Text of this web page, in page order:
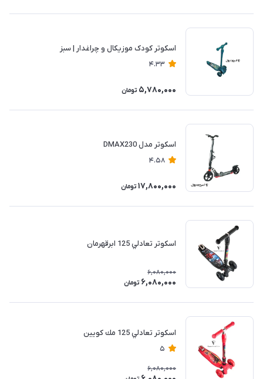
اسكوتر کودک موزیکال و چراغدار | سبز
4.33
5,780,000 تومان
اسكوتر مدل DMAX230
4.58
17,800,000 تومان
اسكوتر تعادلي 125 ابرقهرمان
6,080,000
6,080,000 تومان
اسكوتر تعادلي 125 مك كويين
5
6,080,000